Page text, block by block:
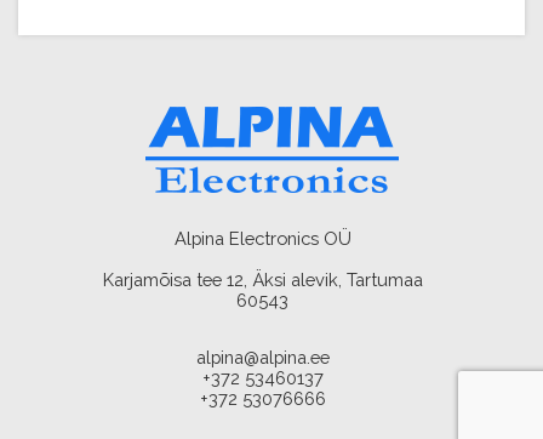
Alpina Electronics OÜ
Karjamõisa tee 12, Äksi alevik, Tartumaa
60543
alpina@alpina.ee
+372 53460137
+372 53076666